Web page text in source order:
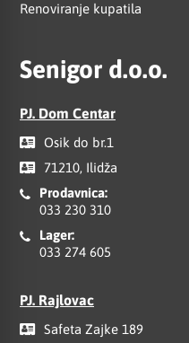
Renoviranje kupatila
Senigor d.o.o.
PJ. Dom Centar
Osik do br.1
71210, Ilidža
Prodavnica:
033 230 310
Lager:
033 274 605
PJ. Rajlovac
Safeta Zajke 189